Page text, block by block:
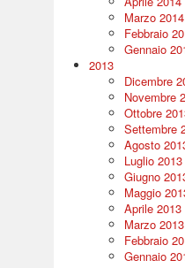
Marzo 2014
Febbraio
Gennaio
2013
Dicembre
Novembre
Ottobre
Settembre
Agosto
Luglio 2013
Giugno
Maggio
Aprile 2013
Marzo 2013
Febbraio
Gennaio